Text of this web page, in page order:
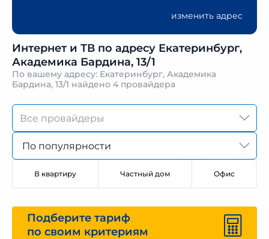
изменить адрес
Интернет и ТВ по адресу Екатеринбург,
Академика Бардина, 13/1
По вашему адресу: Екатеринбург, Академика
Бардина, 13/1 найдено 4 провайдера
По популярности
В квартиру Частный дом Офис
Подберите тариф
по своим критериям